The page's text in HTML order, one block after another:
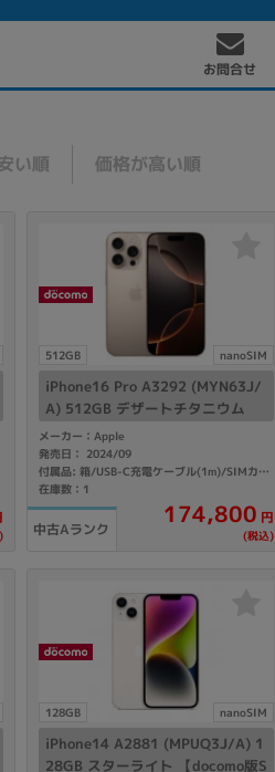
お問合せ
い順 価格が高い順
512GB nanoSIM
iPhone16 Pro A3292 (MYN63J/
A) 512GB デザートチタニウム
【docomo版SIMフリー】
メーカー：Apple
発売日： 2024/09
付属品: 箱/USB-C充電ケーブル(1m)/SIMカードツール
在庫数：1
中古Aランク
174,800 円
(税込)
128GB nanoSIM
iPhone14 A2881 (MPUQ3J/A) 1
28GB スターライト 【docomo版S
PC周辺機器
ルチ DVD-ROM DVD±RW